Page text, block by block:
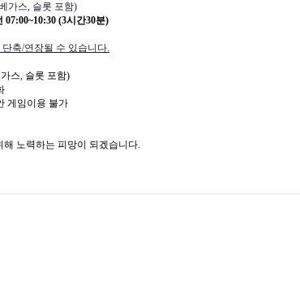
가스, 슬롯 포함)
07:00~10:30 (3시간30분)
축/연장될 수 있습니다.
스, 슬롯 포함)
게임이용 불가
노력하는 피망이 되겠습니다.